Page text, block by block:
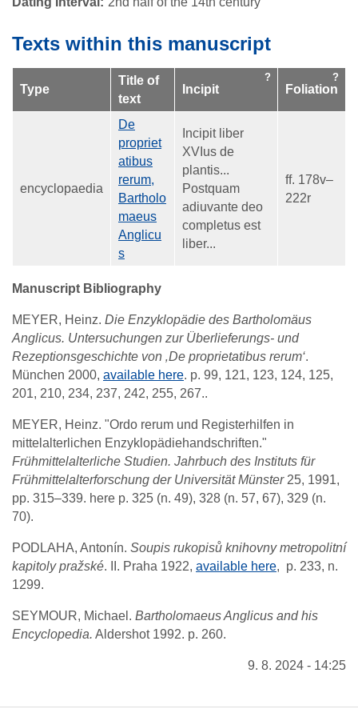
Texts within this manuscript
Type
Title of
text
Incipit Foliation
encyclopaedia
De
propriet
atibus
rerum,
Bartholo
maeus
Anglicu
s
Incipit liber
XVIus de
plantis...
Postquam
adiuvante deo
completus est
liber...
ff. 178v–
222r
Manuscript Bibliography
MEYER, Heinz. Die Enzyklopädie des Bartholomäus
Anglicus. Untersuchungen zur Überlieferungs- und
Rezeptionsgeschichte von ‚De proprietatibus rerum‘.
München 2000, available here. p. 99, 121, 123, 124, 125,
201, 210, 234, 237, 242, 255, 267..
MEYER, Heinz. "Ordo rerum und Registerhilfen in
mittelalterlichen Enzyklopädiehandschriften."
Frühmittelalterliche Studien. Jahrbuch des Instituts für
Frühmittelalterforschung der Universität Münster25, 1991,
pp. 315–339. here p. 325 (n. 49), 328 (n. 57, 67), 329 (n.
70).
PODLAHA, Antonín. Soupis rukopisů knihovny metropolitní
kapitoly pražské. II. Praha 1922, available here, p. 233, n.
1299.
SEYMOUR, Michael. Bartholomaeus Anglicus and his
Encyclopedia. Aldershot 1992. p. 260.
9. 8. 2024 - 14:25